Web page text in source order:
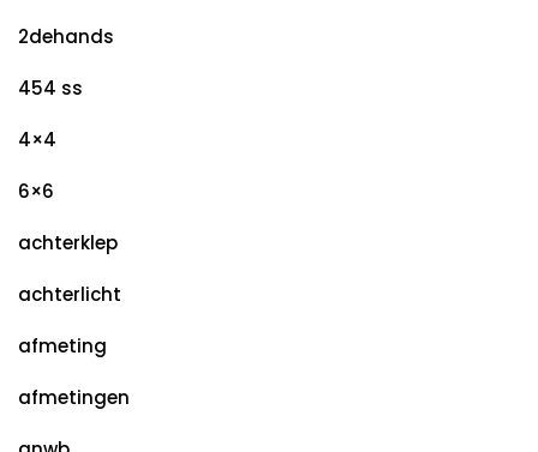
2dehands
454 ss
4×4
6×6
achterklep
achterlicht
afmeting
afmetingen